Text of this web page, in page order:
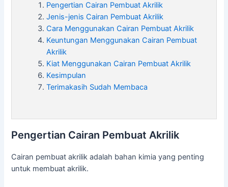
Pengertian Cairan Pembuat Akrilik
Jenis-jenis Cairan Pembuat Akrilik
Cara Menggunakan Cairan Pembuat Akrilik
Keuntungan Menggunakan Cairan Pembuat
Akrilik
Kiat Menggunakan Cairan Pembuat Akrilik
Kesimpulan
Terimakasih Sudah Membaca
Pengertian Cairan Pembuat Akrilik
Cairan pembuat akrilik adalah bahan kimia yang penting
untuk membuat akrilik.